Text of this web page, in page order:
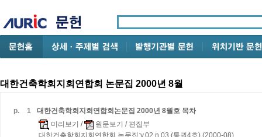
대한건축학회지회연합회 논문집 2000년 8월
p. 1
대한건축학회지회연합회논문집 2000년 8월호 목차
미리보기 / 원문보기 / 편집부
대한건축학회지회연합회 논문집:v.02 n.03 (통권4호) (2000-08)